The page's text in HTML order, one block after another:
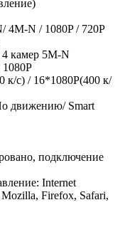
4M-N / 1080P / 720P
4 камер 5M-N
с) / 16*1080P(400 к/
движению/ Smart
подключение
Internet
Firefox, Safari,